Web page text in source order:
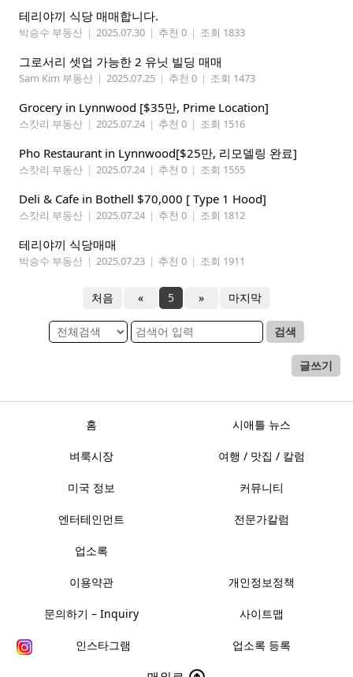
테리야끼 식당 매매합니다.
박승수 부동산 | 2025.07.30 | 추천 0 | 조회 1833
그로서리 셋업 가능한 2 유닛 빌딩 매매
Sam Kim 부동산 | 2025.07.25 | 추천 0 | 조회 1473
Grocery in Lynnwood [$35만, Prime Location]
스캇리 부동산 | 2025.07.24 | 추천 0 | 조회 1516
Pho Restaurant in Lynnwood[$25만, 리모델링 완료]
스캇리 부동산 | 2025.07.24 | 추천 0 | 조회 1555
Deli & Cafe in Bothell $70,000 [ Type 1 Hood]
스캇리 부동산 | 2025.07.24 | 추천 0 | 조회 1812
테리야끼 식당매매
박승수 부동산 | 2025.07.23 | 추천 0 | 조회 1911
처음 « 5 » 마지막
검색
글쓰기
홈 시애틀 뉴스
벼룩시장 여행 / 맛집 / 칼럼
미국 정보 커뮤니티
엔터테인먼트 전문가칼럼
업소록
이용약관 개인정보정책
문의하기 – Inquiry 사이트맵
인스타그램 업소록 등록